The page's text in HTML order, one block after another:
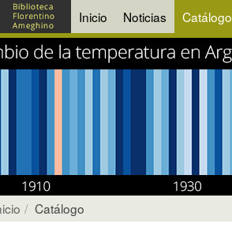
Inicio Noticias Catálogo
Catálogo